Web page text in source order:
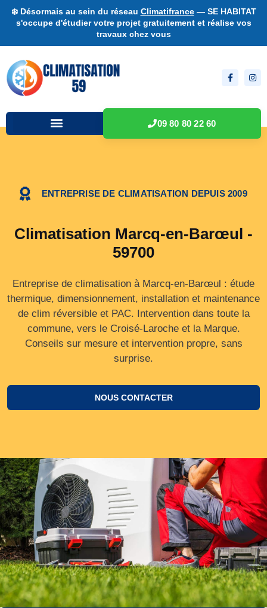
❄️ Désormais au sein du réseau Climatifrance— SE HABITAT
s'occupe d'étudier votre projet gratuitement et réalise vos
travaux chez vous
09 80 80 22 60
ENTREPRISE DE CLIMATISATION DEPUIS 2009
Climatisation Marcq-en-Barœul -
59700
Entreprise de climatisation à Marcq-en-Barœul : étude
thermique, dimensionnement, installation et maintenance
de clim réversible et PAC. Intervention dans toute la
commune, vers le Croisé‑Laroche et la Marque.
Conseils sur mesure et intervention propre, sans
surprise.
NOUS CONTACTER